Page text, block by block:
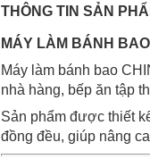
THÔNG TIN SẢN
MÁY LÀM BÁNH
Máy làm bánh bao
nhà hàng, bếp ăn tập
Sản phẩm được thiết
đồng đều, giúp nâng